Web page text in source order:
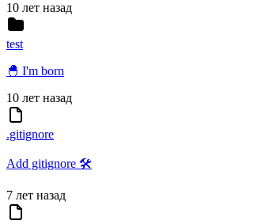
10 лет назад
test
🐣 I'm born
10 лет назад
.gitignore
Add gitignore 🛠
7 лет назад